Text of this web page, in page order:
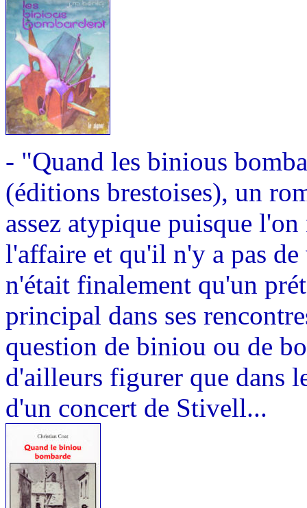
- "Quand les binious
(éditions brestoises), un
assez atypique puisque
l'affaire et qu'il n'y a pas
n'était finalement qu'un
principal dans ses
question de biniou ou de
d'ailleurs figurer que dans
d'un concert de Stivell...